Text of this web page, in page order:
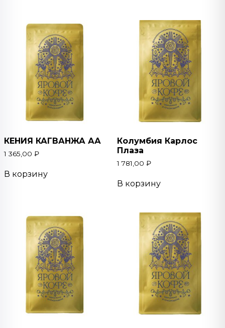
КЕНИЯ КАГВАНЖА АА
1 365,00 ₽
В корзину
Колумбия Карлос
Плаза
1 781,00 ₽
В корзину